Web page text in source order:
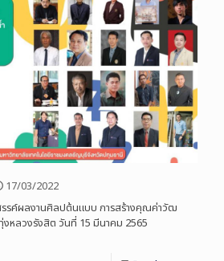
17/03/2022
รรค์ผลงานศิลปต้นแบบ การสร้างคุณค่าวัฒ
หลวงรังสิต วันที่ 15 มีนาคม 2565